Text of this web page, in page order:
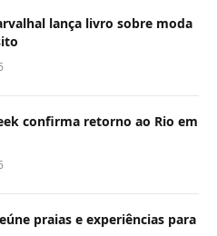
lança livro sobre moda
confirma retorno ao Rio em
praias e experiências para